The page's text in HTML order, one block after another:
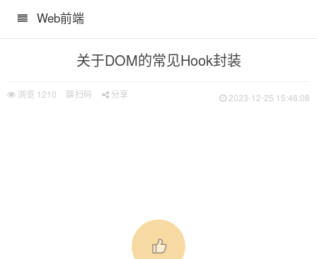
Web前端
关于DOM的常见Hook封装
浏览 1210 扫码 分享 2023-12-25 15:46:08